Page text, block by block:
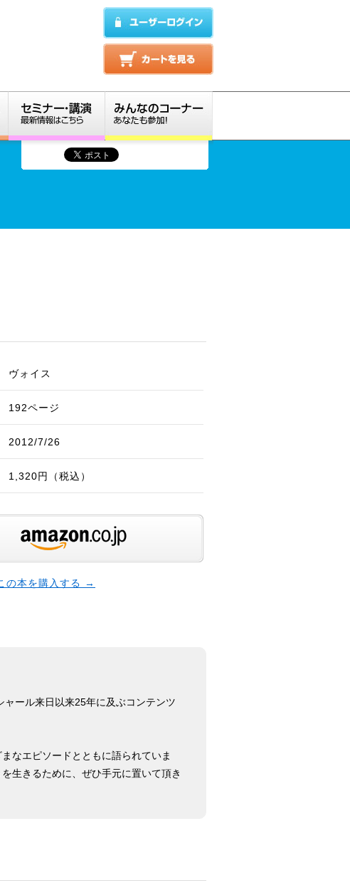
ヴォイス
192ページ
2012/7/26
1,320円（税込）
の本を購入する →
ャール来日以来25年に及ぶコンテンツ
なエピソードとともに語られていま
生きるために、ぜひ手元に置いて頂き